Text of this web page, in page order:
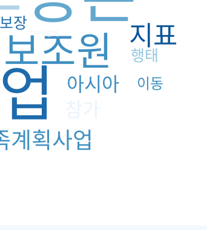
보조원 지표
계획사업
아시아
보장
행태
이동
인구정책